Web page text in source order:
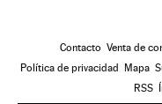
Contacto Venta de
Política de privacidad Mapa
RSS